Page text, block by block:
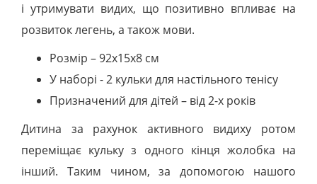
і утримувати видих, що позитивно впливає на
розвиток легень, а також мови.
Розмір – 92х15х8 см
У наборі - 2 кульки для настільного тенісу
Призначений для дітей – від 2-х років
Дитина за рахунок активного видиху ротом
переміщає кульку з одного кінця жолобка на
інший. Таким чином, за допомогою нашого